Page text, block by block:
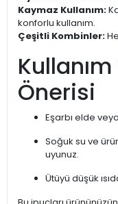
Kaymaz Kullanım:
konforlu kullanım.
Çeşitli Kombinler:
Önerisi
Eşarbı elde
Soğuk su ve
uyunuz.
Ütüyü düşük